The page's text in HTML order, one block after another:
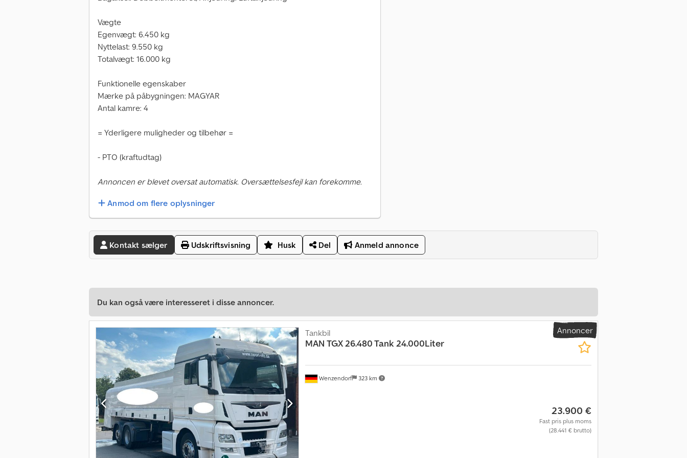
Vægte
Egenvægt: 6.450 kg
Nyttelast: 9.550 kg
Totalvægt: 16.000 kg
Funktionelle egenskaber
Mærke på påbygningen: MAGYAR
Antal kamre: 4
= Yderligere muligheder og tilbehør =
- PTO (kraftudtag)
Annoncen er blevet oversat automatisk. Oversættelsesfejl kan forekomme.
Anmod om flere oplysninger
Kontakt sælger Udskriftsvisning Husk Del Anmeld annonce
Du kan også være interesseret i disse annoncer.
Annoncer
Wenzendorf 323 km
Tankbil
MAN TGX 26.480 Tank 24.000Liter
23.900 €
Fast pris plus moms
(28.441 € brutto)